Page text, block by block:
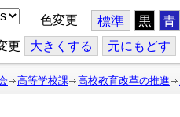
色変更 標準 黒 青
更 大きくする 元にもどす
高等学校課 高校教育改革の推進